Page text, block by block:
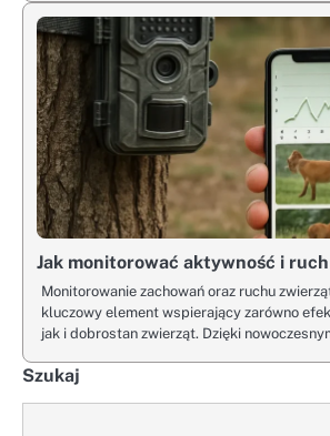
Jak monitorować aktywność i
Monitorowanie zachowań oraz ruchu
kluczowy element wspierający zarówno
jak i dobrostan zwierząt. Dzięki
Szukaj